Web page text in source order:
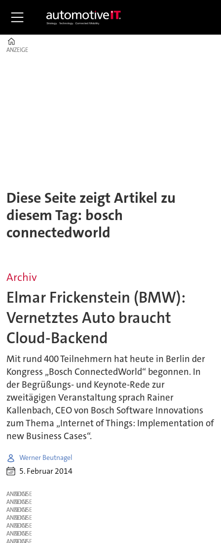
ANZEIGE
ANZEIGE
Diese Seite zeigt Artikel zu
diesem Tag: bosch
connectedworld
Archiv
Elmar Frickenstein (BMW):
Vernetztes Auto braucht
Cloud-Backend
Mit rund 400 Teilnehmern hat heute in Berlin der
Kongress „Bosch ConnectedWorld“ begonnen. In
der Begrüßungs- und Keynote-Rede zur
zweitägigen Veranstaltung sprach Rainer
Kallenbach, CEO von Bosch Software Innovations
zum Thema „Internet of Things: Implementation of
new Business Cases“.
Werner Beutnagel
5. Februar 2014
ANZEIGE
ANZEIGE
ANZEIGE
ANZEIGE
ANZEIGE
ANZEIGE
ANZEIGE